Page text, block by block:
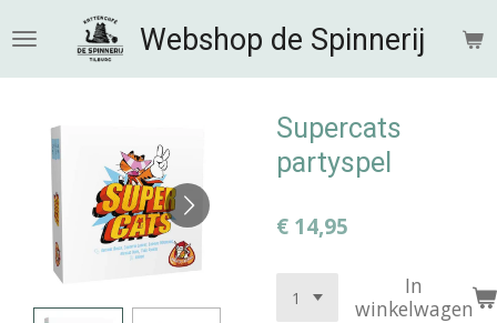
direct
Webshop de Spinnerij
Supercats
partyspel
€ 14,95
In
winkelwagen